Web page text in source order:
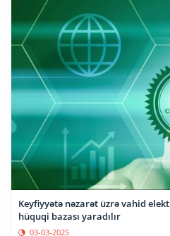
Keyfiyyətə nəzarət üzrə vahid
hüquqi bazası yaradılır
03-03-2025